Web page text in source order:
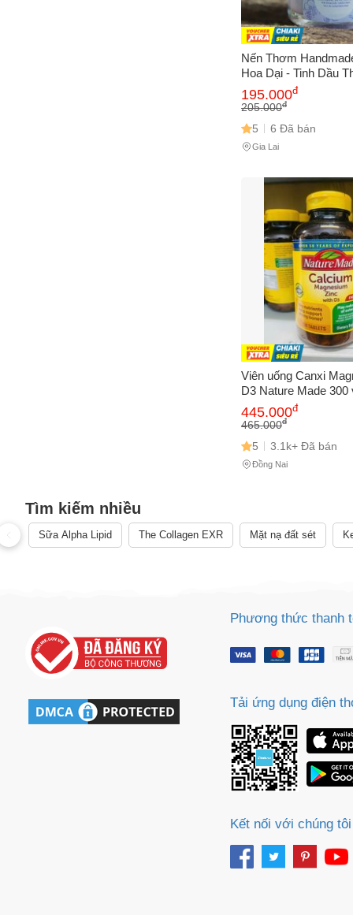
Nến Thơm
Hoa Dại - Tinh Dầu
Sáp Đậu Nành,
Tặng Sang Trọng cho
195.000đ
205.000đ
5 6 Đã bán
Gia Lai
Viên uống Canxi
D3 Nature Made 300
xương, khớp, răng,
445.000đ
465.000đ
5 3.1k+ Đã bán
Đồng Nai
Tìm kiếm nhiều
Sữa Alpha Lipid The Collagen EXR Mặt nạ đất sét
Phương thức thanh
Tải ứng dụng điện
Kết nối với chúng tôi